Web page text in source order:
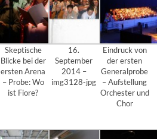
Skeptische
Blicke bei der
ersten Arena
– Probe: Wo
ist Fiore?
16.
September
2014 –
img3128-jpg
Eindruck von
der ersten
Generalprobe
– Aufstellung
Orchester und
Chor